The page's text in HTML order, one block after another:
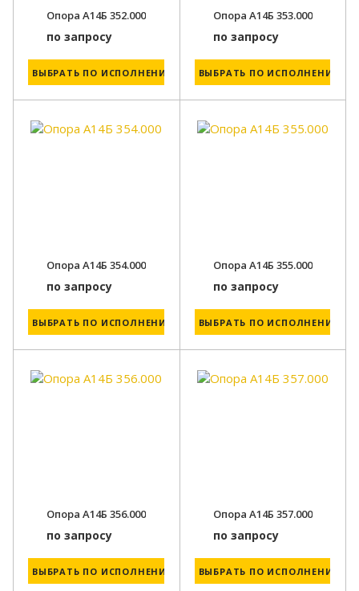
Опора А14Б 352.000
по запросу
ВЫБРАТЬ ПО ИСПОЛНЕНИЮ
Опора А14Б 353.000
по запросу
ВЫБРАТЬ ПО ИСПОЛНЕНИЮ
Опора А14Б 354.000
по запросу
ВЫБРАТЬ ПО ИСПОЛНЕНИЮ
Опора А14Б 355.000
по запросу
ВЫБРАТЬ ПО ИСПОЛНЕНИЮ
Опора А14Б 356.000
по запросу
ВЫБРАТЬ ПО ИСПОЛНЕНИЮ
Опора А14Б 357.000
по запросу
ВЫБРАТЬ ПО ИСПОЛНЕНИЮ